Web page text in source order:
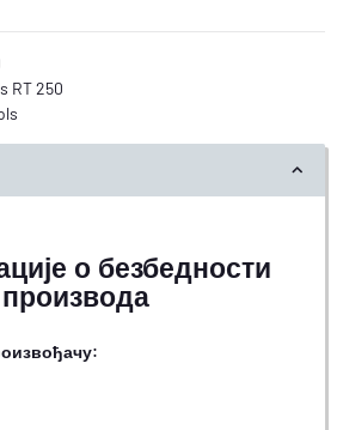
RT 250
о безбедности
производа